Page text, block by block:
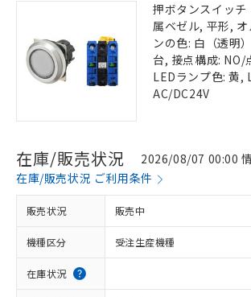
押ボタンスイッ
属ベゼル, 平形,
ンの色: 白（透明
台, 接点構成: NO/
LEDランプ色: 黄,
AC/DC24V
在庫/販売状況
2026/08/07 00:00
在庫/販売状況 ご利用条件
販売状況 販売中
機種区分 受注生産機種
在庫状況